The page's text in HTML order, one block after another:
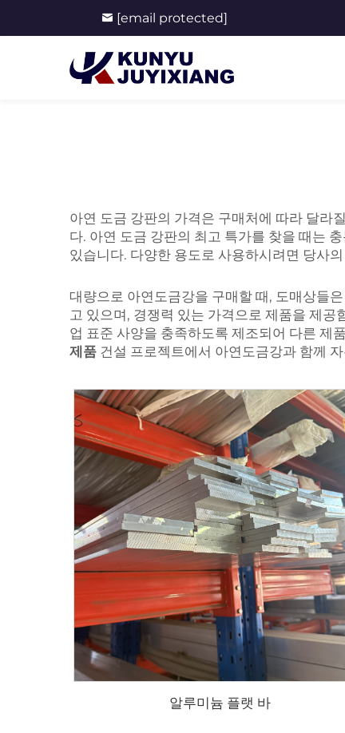
[email protected]
아연 도금 강판의 가격은 구매처에 따라 달라
다. 아연 도금 강판의 최고 특가를 찾을 때는
있습니다. 다양한 용도로 사용하시려면 당사의
대량으로 아연도금강을 구매할 때, 도매상들
고 있으며, 경쟁력 있는 가격으로 제품을 제
업 표준 사양을 충족하도록 제조되어 다른 제
제품 건설 프로젝트에서 아연도금강과 함께
알루미늄 플랫 바